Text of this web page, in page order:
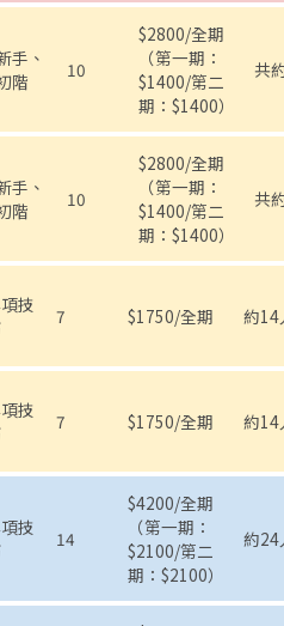
手、
階
10
$2800/全期
（第一期：
$1400/第二
期：$1400）
共
手、
階
10
$2800/全期
（第一期：
$1400/第二
期：$1400）
共
技
7 $1750/全期 約14
技
7 $1750/全期 約14
技
14
$4200/全期
（第一期：
$2100/第二
期：$2100）
約24